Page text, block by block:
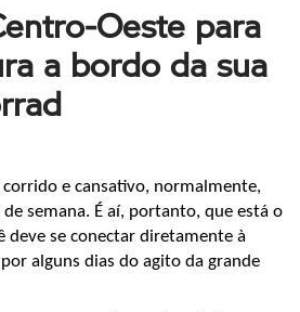
Oeste para
a bordo da sua
e cansativo, normalmente,
semana. É aí, portanto, que está o
deve se conectar diretamente à
alguns dias do agito da grande